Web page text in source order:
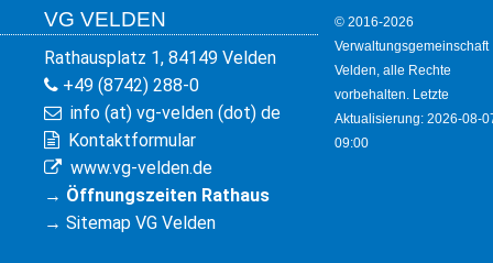
VG VELDEN
Rathausplatz 1, 84149 Velden
+49 (8742) 288-0
info (at) vg-velden (dot) de
Kontaktformular
www.vg-velden.de
→ Öffnungszeiten Rathaus
→ Sitemap VG Velden
© 2016-2026
Verwaltungsgemeinschaft
Velden, alle Rechte
vorbehalten. Letzte
Aktualisierung: 2026-08-
09:00